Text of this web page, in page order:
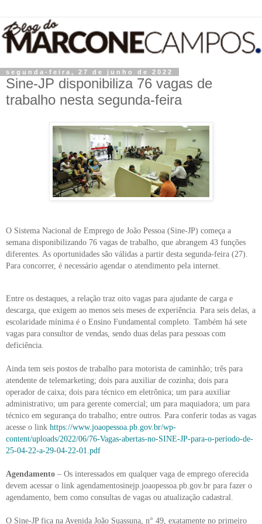
segunda-feira, 27 de junho de 2022
Sine-JP disponibiliza 76 vagas de
trabalho nesta segunda-feira
O Sistema Nacional de Emprego de João Pessoa (Sine-JP) começa a
semana disponibilizando 76 vagas de trabalho, que abrangem 43 funções
diferentes. As oportunidades são válidas a partir desta segunda-feira (27).
Para concorrer, é necessário agendar o atendimento pela internet.
Entre os destaques, a relação traz oito vagas para ajudante de carga e
descarga, que exigem ao menos seis meses de experiência. Para seis delas, a
escolaridade mínima é o Ensino Fundamental completo. Também há sete
vagas para consultor de vendas, sendo duas delas para pessoas com
deficiência.
Ainda tem seis postos de trabalho para motorista de caminhão; três para
atendente de telemarketing; dois para auxiliar de cozinha; dois para
operador de caixa; dois para técnico em eletrônica; um para auxiliar
administrativo; um para gerente comercial; um para maquiadora; um para
técnico em segurança do trabalho; entre outros. Para conferir todas as vagas
acesse o link https://www.joaopessoa.pb.gov.br/wp-
content/uploads/2022/06/76-Vagas-abertas-no-SINE-JP-para-o-periodo-de-
25-04-22-a-29-04-22-01.pdf
Agendamento – Os interessados em qualquer vaga de emprego oferecida
devem acessar o link agendamentosinejp.joaopessoa.pb.gov.br para fazer o
agendamento, bem como consultas de vagas ou atualização cadastral.
O Sine-JP fica na Avenida João Suassuna, n° 49, exatamente no primeiro